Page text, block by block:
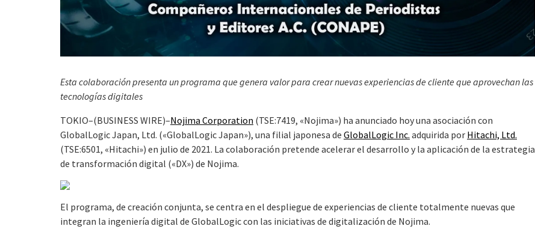
Esta colaboración presenta un programa que genera valor para crear nuevas experiencias de cliente que aprovechan las
tecnologías digitales
TOKIO–(BUSINESS WIRE)–Nojima Corporation (TSE:7419, «Nojima») ha anunciado hoy una asociación con
GlobalLogic Japan, Ltd. («GlobalLogic Japan»), una filial japonesa de GlobalLogic Inc. adquirida por Hitachi, Ltd.
(TSE:6501, «Hitachi») en julio de 2021. La colaboración pretende acelerar el desarrollo y la aplicación de la estrategia
de transformación digital («DX») de Nojima.
El programa, de creación conjunta, se centra en el despliegue de experiencias de cliente totalmente nuevas que
integran la ingeniería digital de GlobalLogic con las iniciativas de digitalización de Nojima.